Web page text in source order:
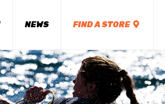
NEWS FIND A STORE